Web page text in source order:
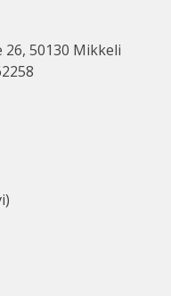
26, 50130 Mikkeli